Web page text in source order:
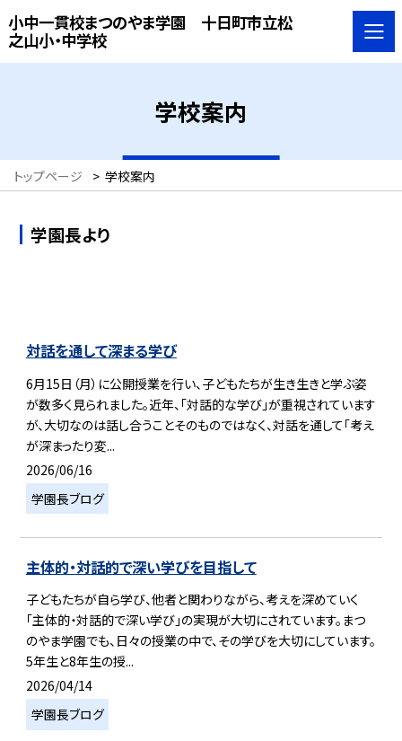
小中一貫校まつのやま学園 十日町市立松
之山小・中学校
学校案内
トップページ > 学校案内
学園長より
対話を通して深まる学び
6月15日（月）に公開授業を行い、子どもたちが生き生きと学ぶ姿
が数多く見られました。近年、「対話的な学び」が重視されています
が、大切なのは話し合うことそのものではなく、対話を通して「考え
が深まったり変...
2026/06/16
学園長ブログ
主体的・対話的で深い学びを目指して
子どもたちが自ら学び、他者と関わりながら、考えを深めていく
「主体的・対話的で深い学び」の実現が大切にされています。まつ
のやま学園でも、日々の授業の中で、その学びを大切にしています。
5年生と8年生の授...
2026/04/14
学園長ブログ